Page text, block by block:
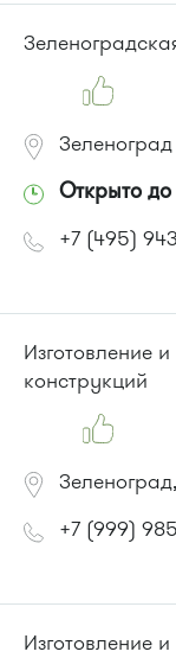
Зеленоград
Открыто до
+7 (495)
Изготовление
конструкций
Зеленоград,
+7 (999)
Изготовление